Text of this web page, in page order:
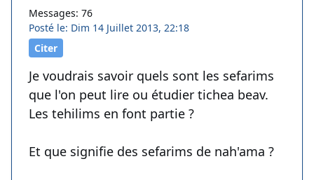
Messages: 76
Posté le: Dim 14 Juillet 2013, 22:18
Citer
Je voudrais savoir quels sont les sefarims
que l'on peut lire ou étudier tichea beav.
Les tehilims en font partie ?
Et que signifie des sefarims de nah'ama ?